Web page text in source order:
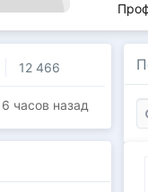
12 466
6 часов назад